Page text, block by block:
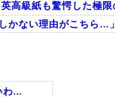
高級紙も驚愕した極
かない理由がこちら
に対する日本人の反応
わ...